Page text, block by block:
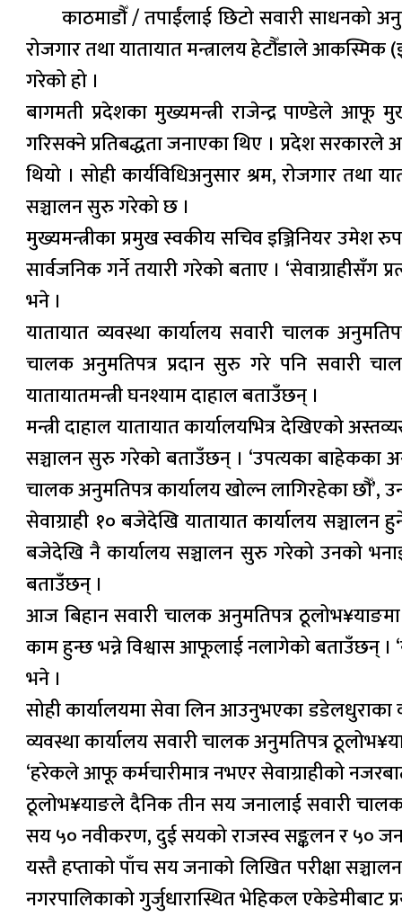
काठमाडौँ / तपाईंलाई छिटो सवारी साधनको
रोजगार तथा यातायात मन्त्रालय हेटौँडाले आकस्मिक
गरेको हो ।
बागमती प्रदेशका मुख्यमन्त्री राजेन्द्र पाण्डेले आफू
गरिसक्ने प्रतिबद्धता जनाएका थिए । प्रदेश
थियो । सोही कार्यविधिअनुसार श्रम, रोजगार
सञ्चालन सुरु गरेको छ ।
मुख्यमन्त्रीका प्रमुख स्वकीय सचिव इञ्जिनियर उमेश
सार्वजनिक गर्ने तयारी गरेको बताए ।
भने ।
यातायात व्यवस्था कार्यालय सवारी चालक
चालक अनुमतिपत्र प्रदान सुरु गरे पनि सवारी
यातायातमन्त्री घनश्याम दाहाल बताउँछन् ।
मन्त्री दाहाल यातायात कार्यालयभित्र देखिएको
सञ्चालन सुरु गरेको बताउँछन् । ‘उपत्यका बाहेकका
चालक अनुमतिपत्र कार्यालय खोल्न लागिरहेका छौँ’,
सेवाग्राही १० बजेदेखि यातायात कार्यालय
बजेदेखि नै कार्यालय सञ्चालन सुरु गरेको उनको भनाइ
बताउँछन् ।
आज बिहान सवारी चालक अनुमतिपत्र ठूलोभ¥याङमा
काम हुन्छ भन्ने विश्वास आफूलाई नलागेको बताउँछन् ।
भने ।
सोही कार्यालयमा सेवा लिन आउनुभएका डडेलधुराका
व्यवस्था कार्यालय सवारी चालक अनुमतिपत्र
‘हरेकले आफू कर्मचारीमात्र नभएर सेवाग्राहीको
ठूलोभ¥याङले दैनिक तीन सय जनालाई सवारी
सय ५० नवीकरण, दुई सयको राजस्व सङ्कलन र ५०
यस्तै हप्ताको पाँच सय जनाको लिखित परीक्षा
नगरपालिकाको गुर्जुधारास्थित भेहिकल एकेडेमीबाट